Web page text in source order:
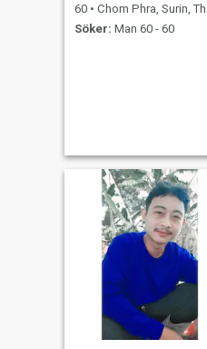
60 • Chom Phra, Surin,
Söker: Man 60 - 60